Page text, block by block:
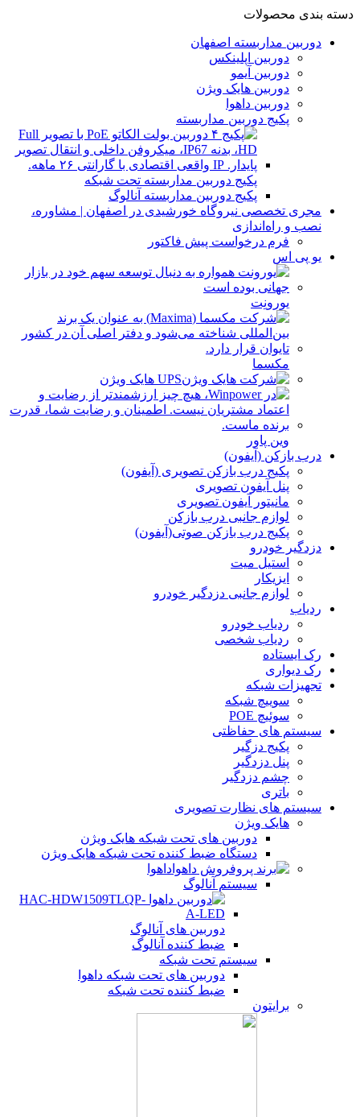
دسته بندی محصولات
دوربین مداربسته اصفهان
دوربین اپلینکس
دوربین آیمو
دوربین هایک ویژن
دوربین داهوا
پکیج دوربین مداربسته
پکیج دوربین مداربسته تحت شبکه
پکیج دوربین مداربسته آنالوگ
مجری تخصصی نیروگاه خورشیدی در اصفهان | مشاوره،
نصب و راه‌اندازی
فرم درخواست پیش فاکتور
یو پی اس
یورونِت
مکسما
UPS هایک ویژن
وین پاور
درب بازکن (آیفون)
پکیج درب بازکن تصویری (آیفون)
پنل آیفون تصویری
مانیتور آیفون تصویری
لوازم جانبی درب بازکن
پکیج درب بازکن صوتی(آیفون)
دزدگیر خودرو
استیل میت
ایزیکار
لوازم جانبی دزدگیر خودرو
ردیاب
ردیاب خودرو
ردیاب شخصی
رک ایستاده
رک دیواری
تجهیزات شبکه
سوییچ شبکه
سوئیچ POE
سیستم های حفاظتی
پکیج دزگیر
پنل دزدگیر
چشم دزدگیر
باتری
سیستم های نظارت تصویری
هایک ویژن
دوربین های تحت شبکه هایک ویژن
دستگاه ضبط کننده تحت شبکه هایک ویژن
داهوا
سیستم آنالوگ
دوربین های آنالوگ
ضبط کننده آنالوگ
سیستم تحت شبکه
دوربین های تحت شبکه داهوا
ضبط کننده تحت شبکه
برایتون